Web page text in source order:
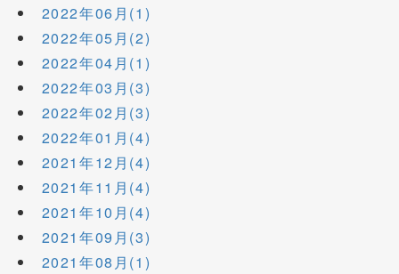
2022年06月(1)
2022年05月(2)
2022年04月(1)
2022年03月(3)
2022年02月(3)
2022年01月(4)
2021年12月(4)
2021年11月(4)
2021年10月(4)
2021年09月(3)
2021年08月(1)